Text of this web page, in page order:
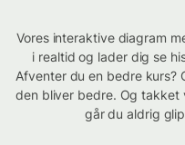
Vores interaktive diagram
i realtid og lader dig se
Afventer du en bedre kurs?
den bliver bedre. Og
går du aldrig